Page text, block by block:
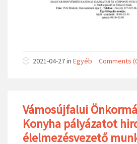
2021-04-27in Egyéb Comments
Vámosújfalui
Konyha pályázatot
élelmezésvezető